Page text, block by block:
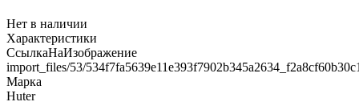
Нет в наличии
Характеристики
СсылкаНаИзображение
import_files/53/
Марка
Huter